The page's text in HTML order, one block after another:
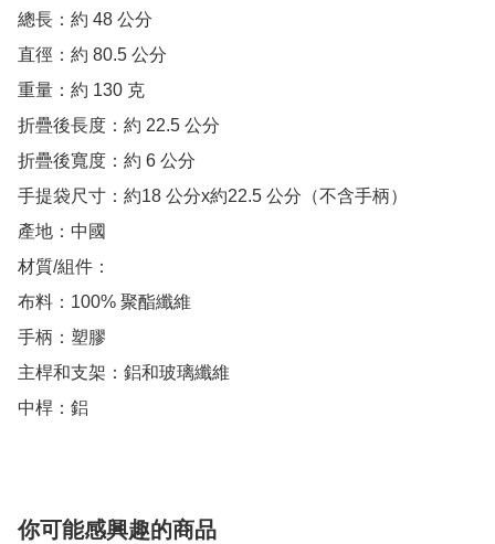
總長：約 48 公分
直徑：約 80.5 公分
重量：約 130 克
折疊後長度：約 22.5 公分
折疊後寬度：約 6 公分
手提袋尺寸：約18 公分x約22.5 公分（不含手柄）
產地：中國
材質/組件：
布料：100% 聚酯纖維
手柄：塑膠
主桿和支架：鋁和玻璃纖維
中桿：鋁
你可能感興趣的商品